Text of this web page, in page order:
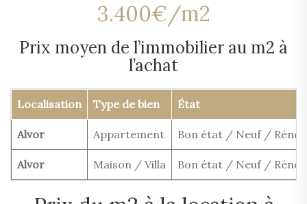
3.400€/m2
Prix moyen de l’immobilier au m2 à
l’achat
Localisation Type de bien État
Alvor Appartement Bon état / Neuf /
Alvor Maison / Villa Bon état / Neuf /